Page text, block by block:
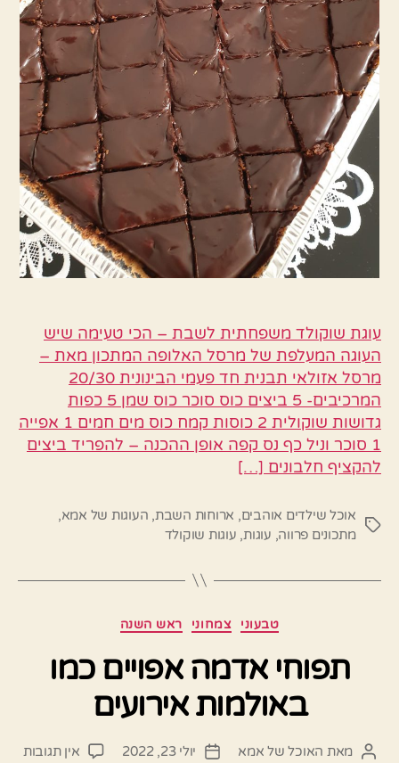
עוגת שוקולד משפחתית לשבת – הכי טעימה שיש
העוגה המעלפת של מרסל האלופה המתכון מאת –
מרסל אזולאי תבנית חד פעמי הבינונית 20/30
המרכיבים- 5 ביצים כוס סוכר כוס שמן 5 כפות
גדושות שוקולית 2 כוסות קמח כוס מים חמים 1 אפייה
1 סוכר וניל כף נס קפה אופן ההכנה – להפריד ביצים
להקציף חלבונים […]
תגיות
אוכל שילדים אוהבים, ארוחות השבת, העוגות של אמא,
מתכונים פרווה, עוגות, עוגות שוקולד
קטגוריות טבעוני צמחוני ראש השנה
תפוחי אדמה אפויים כמו
באולמות אירועים
המחבר
מאת האוכל של אמא
תאריך
יולי 23, 2022 אין תגובות